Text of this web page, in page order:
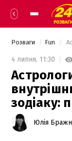
Розваги Fun
4 липня, 11:30
зодіаку:
Юлія